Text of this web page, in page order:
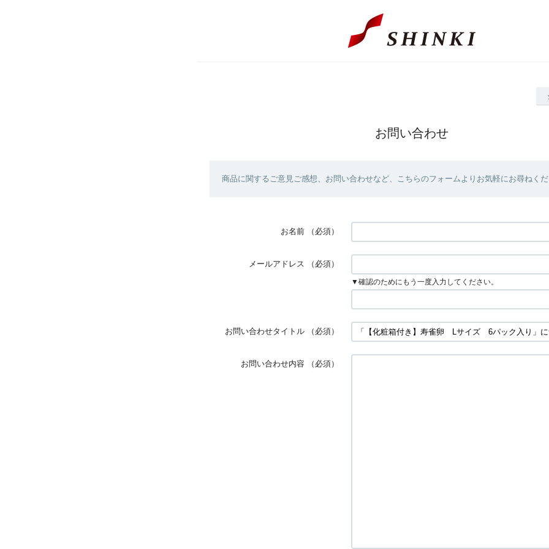
お問い合わせ
商品に関するご意見ご感想、お問い合わせなど、こちらのフォームよりお気軽にお尋ねくだ
お名前 （必須）
メールアドレス （必須）
▼確認のためにもう一度入力してください。
お問い合わせタイトル （必須）
お問い合わせ内容 （必須）